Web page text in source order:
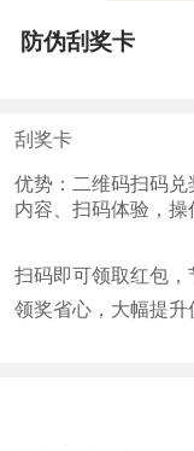
防伪刮奖卡
刮奖卡
优势：二维码扫码
内容、扫码体验，
扫码即可领取红包，
领奖省心，大幅提升